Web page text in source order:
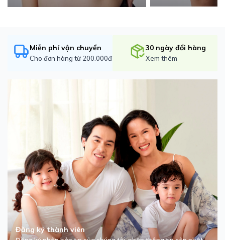
Miễn phí vận chuyển
Cho đơn hàng từ 200.000đ
30 ngày đổi hàng
Xem thêm
Đăng ký thành viên